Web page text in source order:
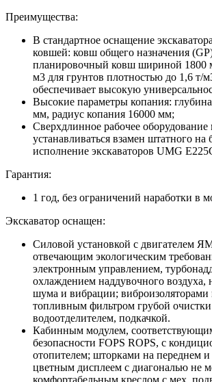
Преимущества:
В стандартное оснащение
ковшей: ковш общего назначения
планировочный ковш шириной 1800
м3 для грунтов плотностью до 1,6 т/
обеспечивает высокую
Высокие параметры копания:
мм, радиус копания 16000 мм;
Сверхдлинное рабочее
устанавливаться взамен штатного на
исполнение экскаваторов UMG
Гарантия:
1 год, без ограничений наработки в
Экскаватор оснащен:
Силовой установкой с двигателем
отвечающим экологическим
электронным управлением,
охлаждением наддувочного воздуха,
шума и вибрации; виброизоляторами
топливным фильтром грубой
водоотделителем, подкачкой.
Кабинным модулем,
безопасности FOPS ROPS, с
отопителем; шторками на переднем
цветным дисплеем с диагональю не
комфортабельным креслом с мех.